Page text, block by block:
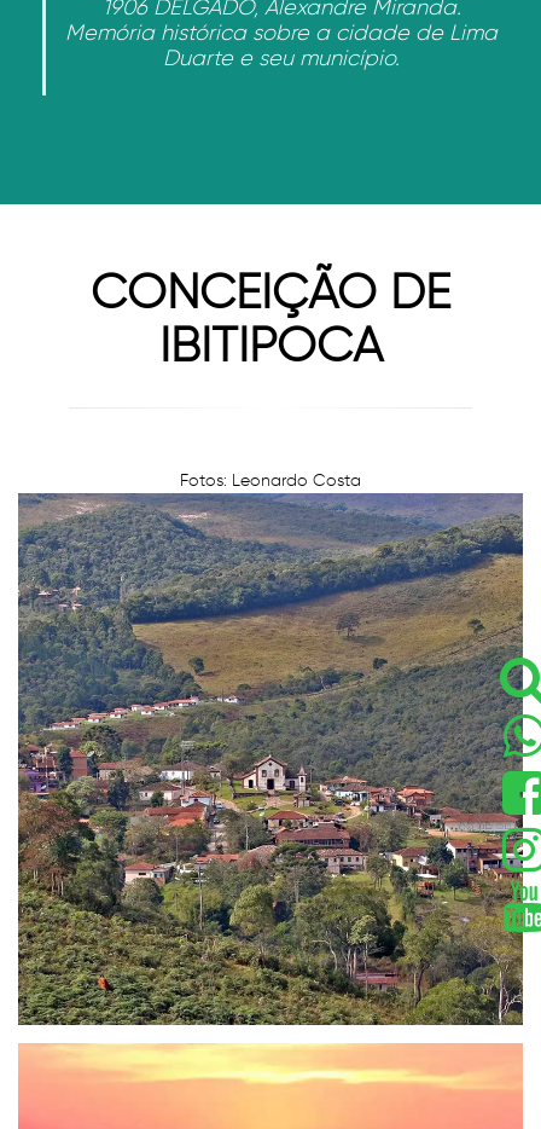
1906 DELGADO, Alexandre Miranda.
Memória histórica sobre a cidade de Lima
Duarte e seu município.
CONCEIÇÃO DE
IBITIPOCA
Fotos: Leonardo Costa